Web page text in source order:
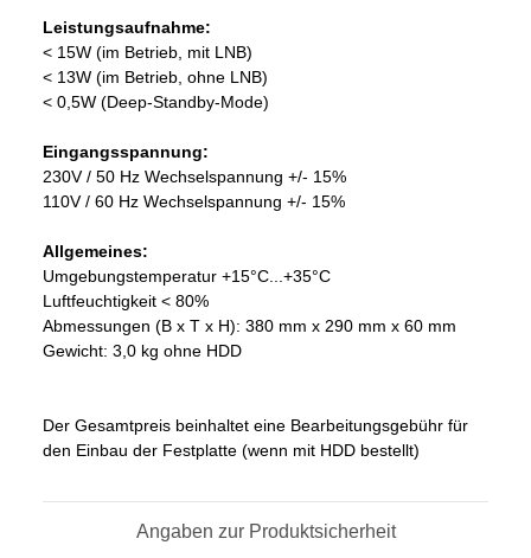
Leistungsaufnahme:
< 15W (im Betrieb, mit LNB)
< 13W (im Betrieb, ohne LNB)
< 0,5W (Deep-Standby-Mode)
Eingangsspannung:
230V / 50 Hz Wechselspannung +/- 15%
110V / 60 Hz Wechselspannung +/- 15%
Allgemeines:
Umgebungstemperatur +15°C...+35°C
Luftfeuchtigkeit < 80%
Abmessungen (B x T x H): 380 mm x 290 mm x 60 mm
Gewicht: 3,0 kg ohne HDD
Der Gesamtpreis beinhaltet eine Bearbeitungsgebühr für
den Einbau der Festplatte (wenn mit HDD bestellt)
Angaben zur Produktsicherheit